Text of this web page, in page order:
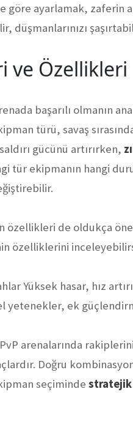
ayarlamak, zaferin
düşmanlarınızı
ve Özellikleri
başarılı olmanın
türü, savaş
gücünü artırırken,
tür ekipmanın hangi
özellikleri de oldukça
özelliklerini
Yüksek hasar, hız
yetenekler, ek
arenalarında
Doğru
seçiminde stratejik